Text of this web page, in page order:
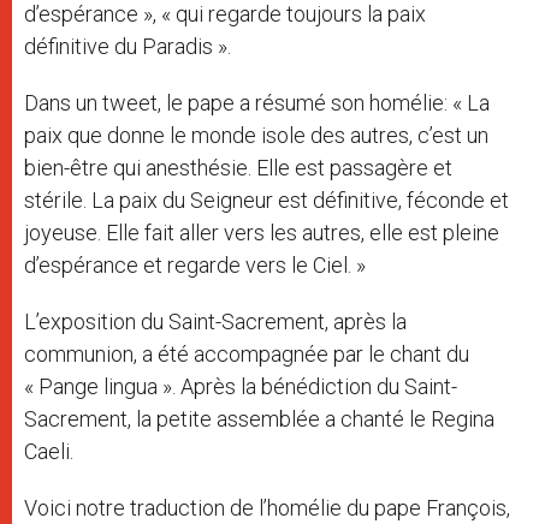
d’espérance », « qui regarde toujours la paix
définitive du Paradis ».
Dans un tweet, le pape a résumé son homélie: « La
paix que donne le monde isole des autres, c’est un
bien-être qui anesthésie. Elle est passagère et
stérile. La paix du Seigneur est définitive, féconde et
joyeuse. Elle fait aller vers les autres, elle est pleine
d’espérance et regarde vers le Ciel. »
L’exposition du Saint-Sacrement, après la
communion, a été accompagnée par le chant du
« Pange lingua ». Après la bénédiction du Saint-
Sacrement, la petite assemblée a chanté le Regina
Caeli.
Voici notre traduction de l’homélie du pape François,